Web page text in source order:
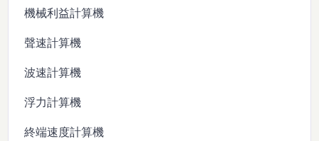
機械利益計算機
聲速計算機
波速計算機
浮力計算機
終端速度計算機